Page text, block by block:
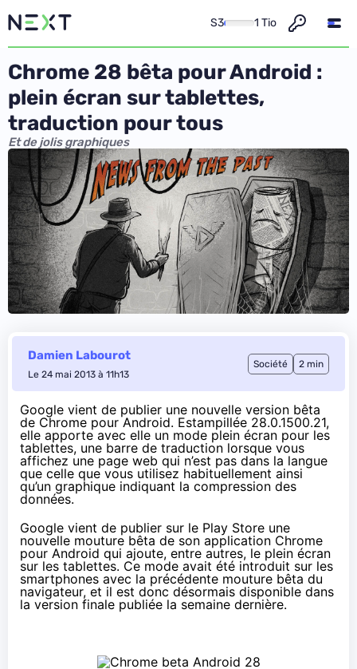
S3 1 Tio
Chrome 28 bêta pour Android :
plein écran sur tablettes,
traduction pour tous
Et de jolis graphiques
Damien Labourot
Le 24 mai 2013 à 11h13
Société 2 min
Google vient de publier une nouvelle version bêta
de Chrome pour Android. Estampillée 28.0.1500.21,
elle apporte avec elle un mode plein écran pour les
tablettes, une barre de traduction lorsque vous
affichez une page web qui n’est pas dans la langue
que celle que vous utilisez habituellement ainsi
qu’un graphique indiquant la compression des
données.
Google vient de publier sur le Play Store une
nouvelle mouture bêta de son application Chrome
pour Android qui ajoute, entre autres, le plein écran
sur les tablettes. Ce mode avait été introduit sur les
smartphones avec la précédente mouture bêta du
navigateur, et il est donc désormais disponible dans
la version finale publiée la semaine dernière.